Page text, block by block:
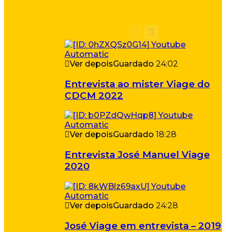
Ver depoisGuardado 24:02
Entrevista ao mister Viage do
CDCM 2022
Ver depoisGuardado 18:28
Entrevista José Manuel Viage
2020
Ver depoisGuardado 24:28
José Viage em entrevista – 2019